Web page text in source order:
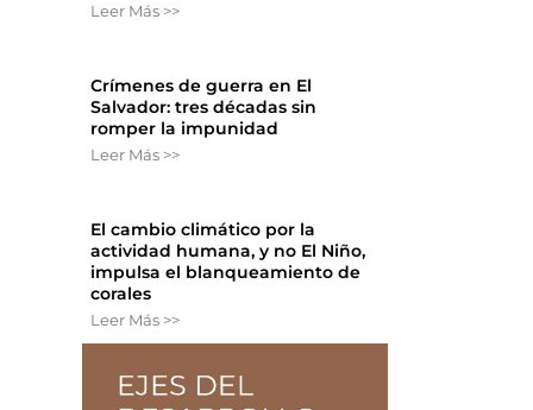
Leer Más >>
Crímenes de guerra en El
Salvador: tres décadas sin
romper la impunidad
Leer Más >>
El cambio climático por la
actividad humana, y no El Niño,
impulsa el blanqueamiento de
corales
Leer Más >>